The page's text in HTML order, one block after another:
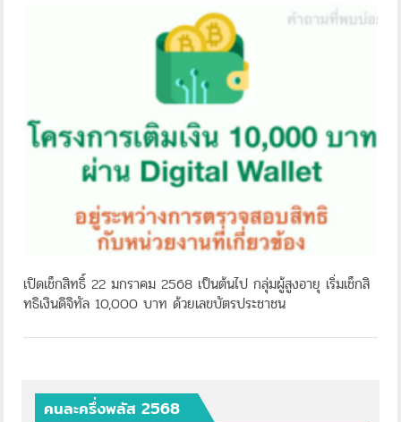
เปิดเช็กสิทธิ์ 22 มกราคม 2568 เป็นต้นไป กลุ่มผู้สูงอายุ เริ่มเช็กสิ
ทธิเงินดิจิทัล 10,000 บาท ด้วยเลขบัตรประชาชน
คนละครึ่งพลัส 2568